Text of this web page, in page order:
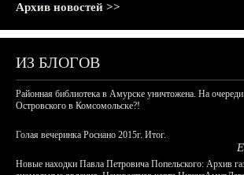
Архив новостей >>
ИЗ БЛОГОВ
Районная библиотека в Амурске уничтожена. На
Островского в Комсомольске?!
Голая вечеринка Роснано 2015г. Итог.
Новые находки Павла Петровича Попельского: Архив